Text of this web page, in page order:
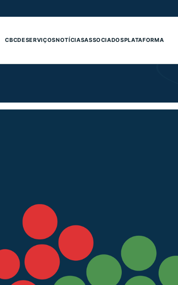
CBCDESERVIÇOSNOTÍCIASASSOCIADOSPLATAFORMA